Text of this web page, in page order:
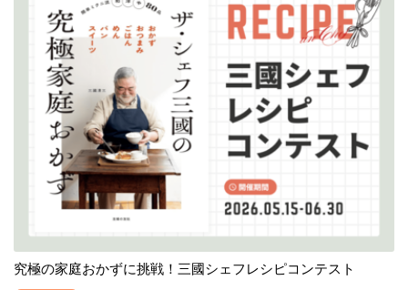
究極の家庭おかずに挑戦！三國シェフレシピコンテスト